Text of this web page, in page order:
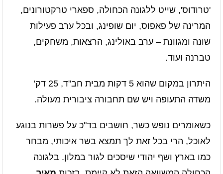
'טרודוס', שייט ללגונה הכחולה, ספארי טרקטורונים,
המרינה של פאפוס, יום שופינג, ובכל ערב פעילות
שונה ומגוונת – ערב באולינג, הרצאות, משחקים,
טברנה ועוד.
היתרון במקום שהוא 5 דקות מבית חב"ד, 25 דק'
משדה התעופה ויש שם תחבורה ציבורית מעולה.
כשאומרים נופש כשר, חושבים בד"כ על פשרות בנוגע
לאוכל, הרי בכל זאת לך תמצא בשר איכותי, מבחר
כמו בארץ ושף יהודי שיסכים לגור במלון. בלגונה